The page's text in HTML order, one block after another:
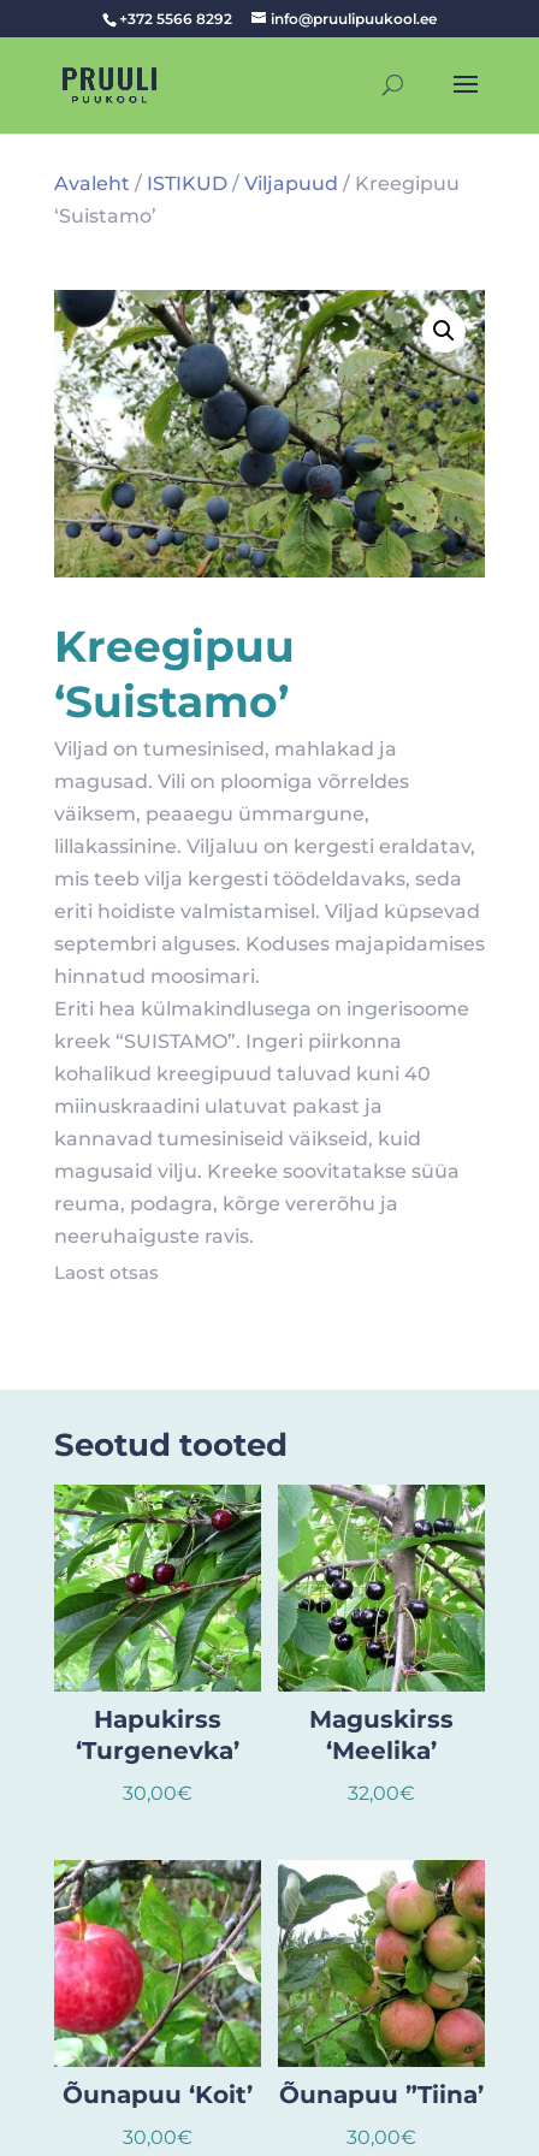
+372 5566 8292 info@pruulipuukool.ee
Avaleht / ISTIKUD/ Viljapuud / Kreegipuu
‘Suistamo’
Kreegipuu
‘Suistamo’
Viljad on tumesinised, mahlakad ja
magusad. Vili on ploomiga võrreldes
väiksem, peaaegu ümmargune,
lillakassinine. Viljaluu on kergesti eraldatav,
mis teeb vilja kergesti töödeldavaks, seda
eriti hoidiste valmistamisel. Viljad küpsevad
septembri alguses. Koduses majapidamises
hinnatud moosimari.
Eriti hea külmakindlusega on ingerisoome
kreek “SUISTAMO”. Ingeri piirkonna
kohalikud kreegipuud taluvad kuni 40
miinuskraadini ulatuvat pakast ja
kannavad tumesiniseid väikseid, kuid
magusaid vilju. Kreeke soovitatakse süüa
reuma, podagra, kõrge vererõhu ja
neeruhaiguste ravis.
Laost otsas
Seotud tooted
Hapukirss
‘Turgenevka’
30,00€
Maguskirss
‘Meelika’
32,00€
Õunapuu ‘Koit’
30,00€
Õunapuu ”Tiina’
30,00€